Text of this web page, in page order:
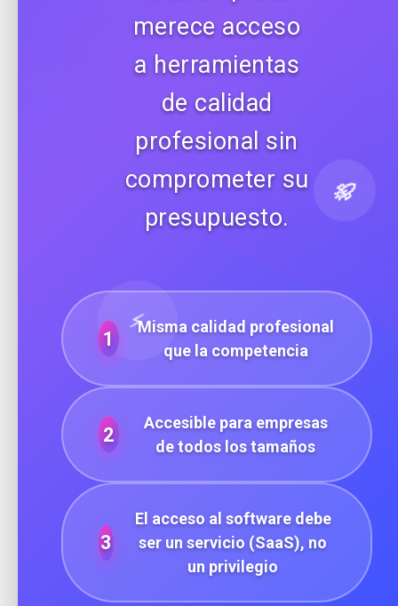
⚡
🚀
merece acceso
a herramientas
de calidad
profesional sin
comprometer su
presupuesto.
1
Misma calidad profesional
que la competencia
2
Accesible para empresas
de todos los tamaños
3
El acceso al software debe
ser un servicio (SaaS), no
un privilegio